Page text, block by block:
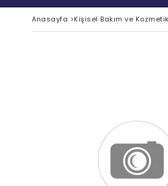
Anasayfa >Kişisel Bakım ve Kozmetik